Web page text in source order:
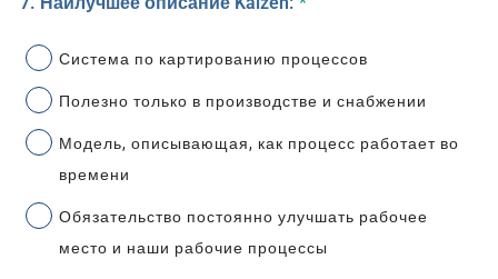
Система по картированию процессов
Полезно только в производстве и снабжении
Модель, описывающая, как процесс работает во
времени
Обязательство постоянно улучшать рабочее
место и наши рабочие процессы